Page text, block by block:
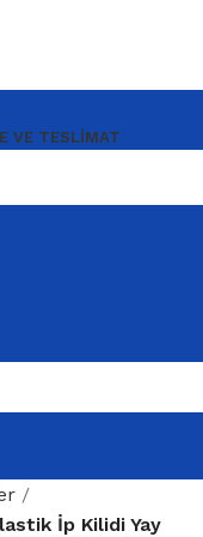
VE TESLIMAT
İp Kilidi Yay